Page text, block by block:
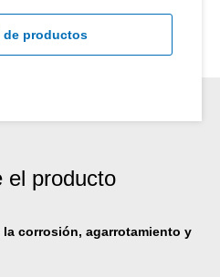
productos
el producto
corrosión, agarrotamiento y